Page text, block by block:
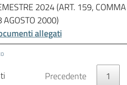
2024 (ART. 159,
AGOSTO 2000)
allegati
Precedente 1